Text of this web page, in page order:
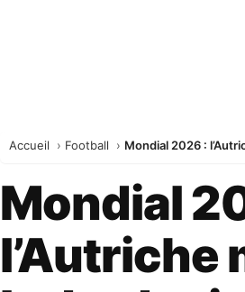
Accueil Football Mondial 2026 :
Mondial
l’Autriche